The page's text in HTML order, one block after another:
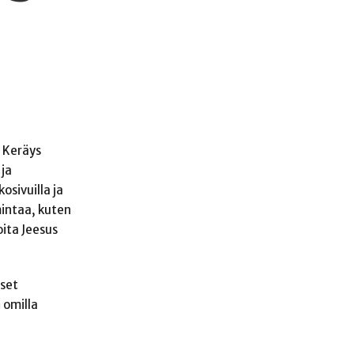
ja
kuten
Jeesus
omilla